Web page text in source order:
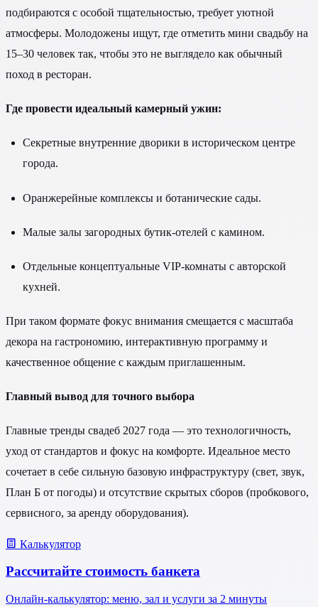
подбираются с особой тщательностью, требует уютной
атмосферы. Молодожены ищут, где отметить мини свадьбу на
15–30 человек так, чтобы это не выглядело как обычный
поход в ресторан.
Где провести идеальный камерный ужин:
Секретные внутренние дворики в историческом центре
города.
Оранжерейные комплексы и ботанические сады.
Малые залы загородных бутик-отелей с камином.
Отдельные концептуальные VIP-комнаты с авторской
кухней.
При таком формате фокус внимания смещается с масштаба
декора на гастрономию, интерактивную программу и
качественное общение с каждым приглашенным.
Главный вывод для точного выбора
Главные тренды свадеб 2027 года — это технологичность,
уход от стандартов и фокус на комфорте. Идеальное место
сочетает в себе сильную базовую инфраструктуру (свет, звук,
План Б от погоды) и отсутствие скрытых сборов (пробкового,
сервисного, за аренду оборудования).
Калькулятор
Рассчитайте стоимость банкета
Онлайн-калькулятор: меню, зал и услуги за 2 минуты